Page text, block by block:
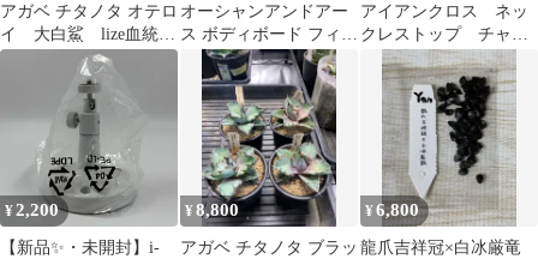
アガベ チタノタ オテロ
イ 大白鯊 lize血統
子株 コンパクトボー
オーシャンアンドアー
ス ボディボード フィン
ソックス XS / S / M / L
サイズ ソックス ネオプ
レン サマーソックス
O&E NEOPRENE
SUMMER SOX ボディ
ーボード かかとなし 擦
れ防止
アイアンクロス ネッ
クレストップ チャー
ム 十字架 デッドス
トック OLD
¥2,200
【新品✨・未開封】i-
¥8,800
アガベ チタノタ ブラッ
¥6,800
龍爪吉祥冠×白冰厳竜